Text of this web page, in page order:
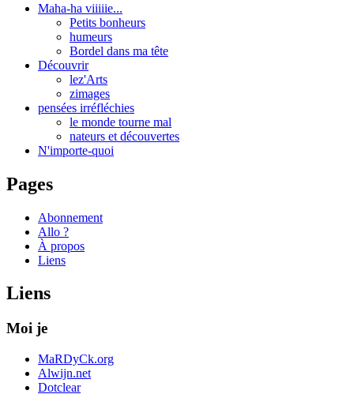
Maha-ha viiiiie...
Petits bonheurs
humeurs
Bordel dans ma tête
Découvrir
lez'Arts
zimages
pensées irréfléchies
le monde tourne mal
nateurs et découvertes
N'importe-quoi
Pages
Abonnement
Allo ?
À propos
Liens
Liens
Moi je
MaRDyCk.org
Alwijn.net
Dotclear